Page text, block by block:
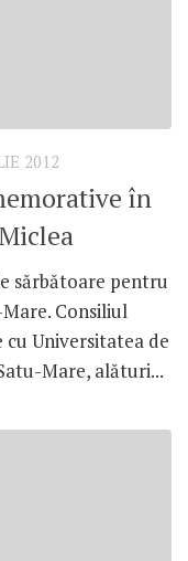
2012
în
sărbătoare pentru
Consiliul
Universitatea de
Mare, alături...